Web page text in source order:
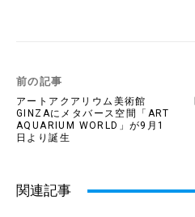
前の記事
アートアクアリウム美術館
GINZAにメタバース空間「ART
AQUARIUM WORLD」が9月1
日より誕生
関連記事